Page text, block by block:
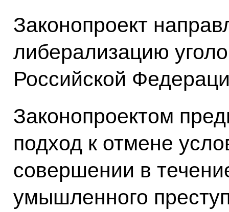
Законопроект
либерализацию
Российской
Законопроектом
подход к отмене
совершении в
умышленного